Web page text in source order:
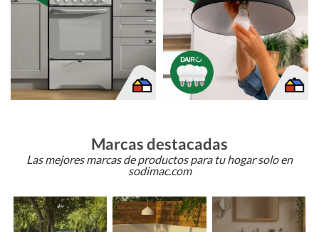
Marcas destacadas
Las mejores marcas de productos para tu hogar solo en
sodimac.com